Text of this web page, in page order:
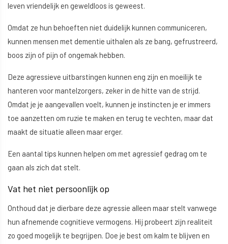
leven vriendelijk en geweldloos is geweest.
Omdat ze hun behoeften niet duidelijk kunnen communiceren,
kunnen mensen met dementie uithalen als ze bang, gefrustreerd,
boos zijn of pijn of ongemak hebben.
Deze agressieve uitbarstingen kunnen eng zijn en moeilijk te
hanteren voor mantelzorgers, zeker in de hitte van de strijd.
Omdat je je aangevallen voelt, kunnen je instincten je er immers
toe aanzetten om ruzie te maken en terug te vechten, maar dat
maakt de situatie alleen maar erger.
Een aantal tips kunnen helpen om met agressief gedrag om te
gaan als zich dat stelt.
Vat het niet persoonlijk op
Onthoud dat je dierbare deze agressie alleen maar stelt vanwege
hun afnemende cognitieve vermogens. Hij probeert zijn realiteit
zo goed mogelijk te begrijpen. Doe je best om kalm te blijven en